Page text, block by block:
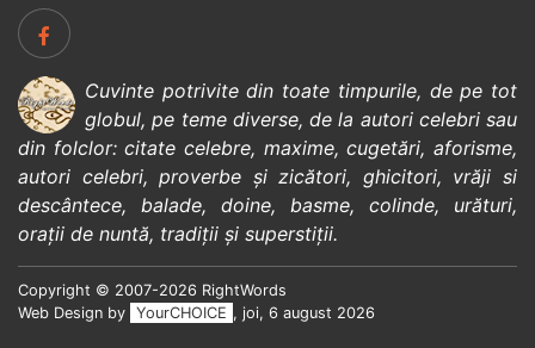
Cuvinte potrivite din toate timpurile, de pe tot
globul, pe teme diverse, de la autori celebrisau
din folclor:citate celebre, maxime,cugetări,aforisme,
autori celebri,proverbe și zicători, ghicitori, vrăji si
descântece, balade, doine, basme, colinde, urături,
orații de nuntă, tradiții și superstiții.
Copyright © 2007-2026 RightWords
Web Design by
YourCHOICE , joi, 6 august 2026